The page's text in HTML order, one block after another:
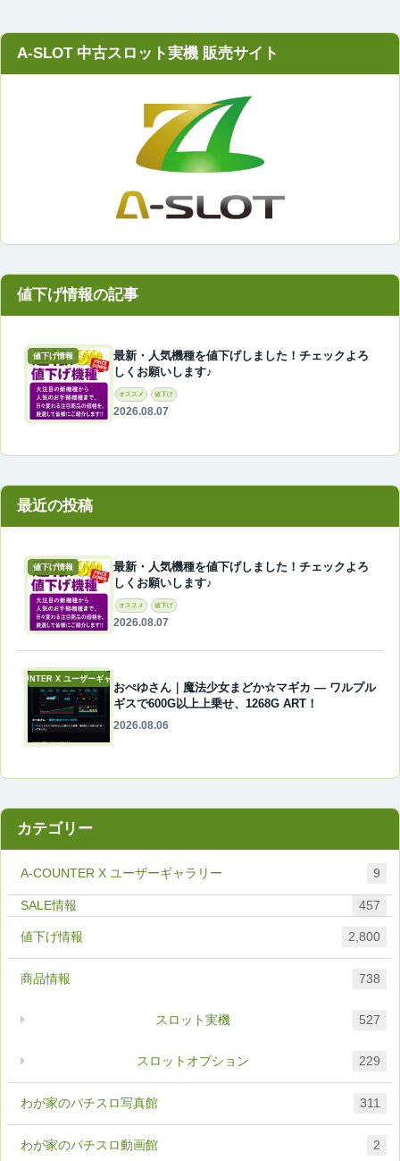
A-SLOT 中古スロット実機 販売サイト
値下げ情報
最新・人気機種を値下げしました！チェックよろ
しくお願いします♪
オススメ 値下げ
2026.08.07
最近の投稿
値下げ情報
最新・人気機種を値下げしました！チェックよろ
しくお願いします♪
オススメ 値下げ
2026.08.07
A-COUNTER X ユーザーギャラリー
おぺゆさん｜魔法少女まどか☆マギカ ― ワルプル
ギスで600G以上上乗せ、1268G ART！
2026.08.06
カテゴリー
A-COUNTER X ユーザーギャラリー 9
457
わが家のパチスロ写真館 311
わが家のパチスロ動画館 2
値下げ情報 2,800
商品情報 738
スロットオプション 229
スロット実機 527